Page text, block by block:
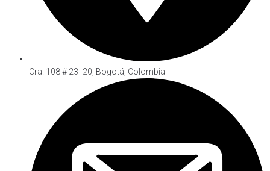
Cra. 108 # 23 -20, Bogotá, Colombia